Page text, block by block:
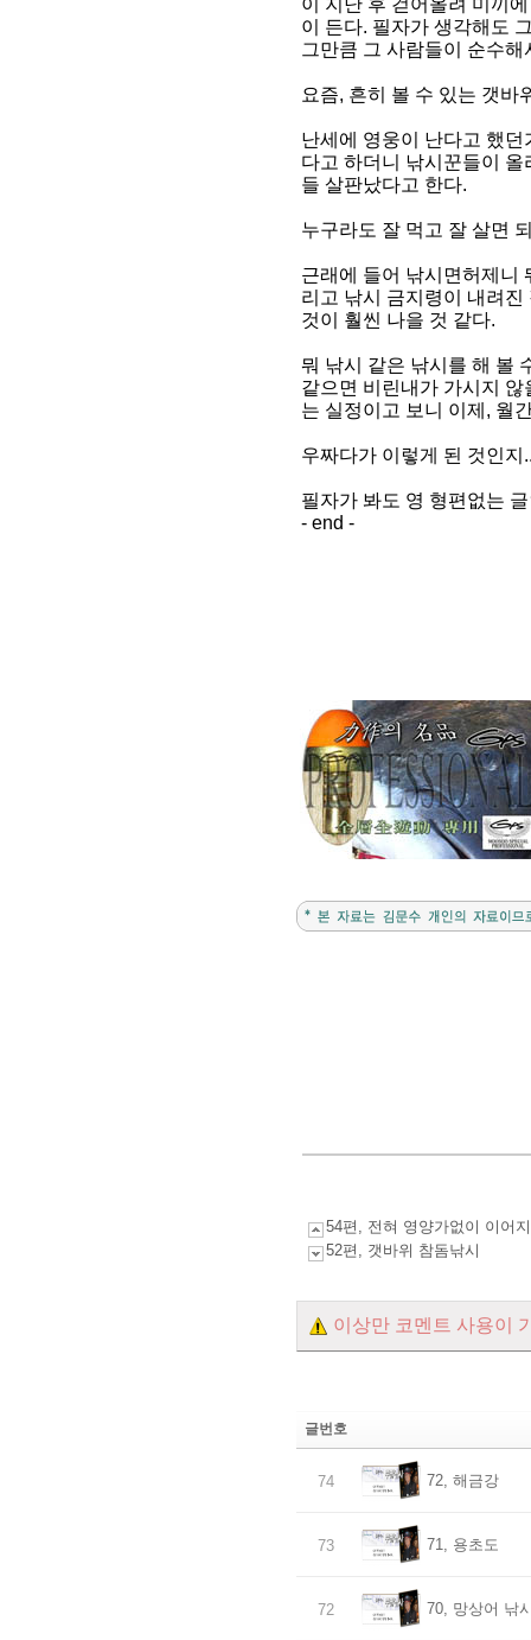
이 지난 후 걷어올려 미끼
이 든다. 필자가 생각해도
그만큼 그 사람들이 순수
요즘, 흔히 볼 수 있는 갯바
난세에 영웅이 난다고 했
다고 하더니 낚시꾼들이
들 살판났다고 한다.
누구라도 잘 먹고 잘 살면
근래에 들어 낚시면허제니
리고 낚시 금지령이 내려
것이 훨씬 나을 것 같다.
뭐 낚시 같은 낚시를 해 볼
같으면 비린내가 가시지
는 실정이고 보니 이제, 월
우짜다가 이렇게 된 것인지
필자가 봐도 영 형편없는
- end -
54편, 전혀 영양가없이 이어
52편, 갯바위 참돔낚시
이상만 코멘트 사용이
글번호
74 72, 해금강
73 71, 용초도
72 70, 망상어 낚